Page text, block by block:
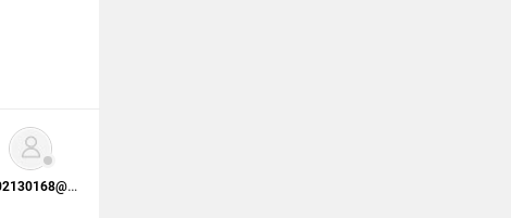
0902130168@vietid.net